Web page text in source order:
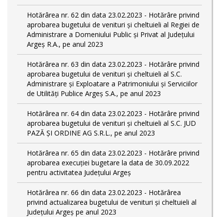
Hotărârea nr. 62 din data 23.02.2023 - Hotărâre privind
aprobarea bugetului de venituri și cheltuieli al Regiei de
Administrare a Domeniului Public și Privat al Județului
Argeș R.A., pe anul 2023
Hotărârea nr. 63 din data 23.02.2023 - Hotărâre privind
aprobarea bugetului de venituri și cheltuieli al S.C.
Administrare și Exploatare a Patrimoniului și Serviciilor
de Utilități Publice Argeș S.A., pe anul 2023
Hotărârea nr. 64 din data 23.02.2023 - Hotărâre privind
aprobarea bugetului de venituri și cheltuieli al S.C. JUD
PAZĂ ȘI ORDINE AG S.R.L., pe anul 2023
Hotărârea nr. 65 din data 23.02.2023 - Hotărâre privind
aprobarea execuției bugetare la data de 30.09.2022
pentru activitatea Județului Argeș
Hotărârea nr. 66 din data 23.02.2023 - Hotărârea
privind actualizarea bugetului de venituri și cheltuieli al
Județului Argeș pe anul 2023